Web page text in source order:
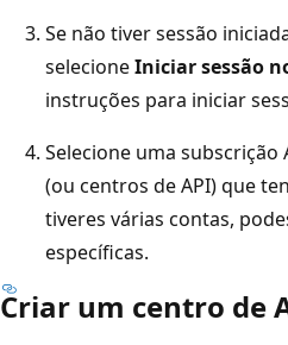
Se não tiver sessão
selecioneIniciar sessão
instruções para iniciar
Selecione uma
(ou centros de API) que
tiveres várias contas,
específicas.
Criar um centro de